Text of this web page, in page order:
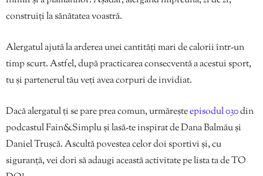
construiți la sănătatea voastră.
Alergatul ajută la arderea unei cantități mari de calorii într-un
timp scurt. Astfel, după practicarea consecventă a acestui sport,
tu și partenerul tău veți avea corpuri de invidiat.
Dacă alergatul ți se pare prea comun, urmăreșteepisodul 030din
podcastul Fain&Simplu și lasă-te inspirat de Dana Balmău și
Daniel Trușcă. Ascultă povestea celor doi sportivi și, cu
siguranță, vei dori să adaugi această activitate pe lista ta de TO